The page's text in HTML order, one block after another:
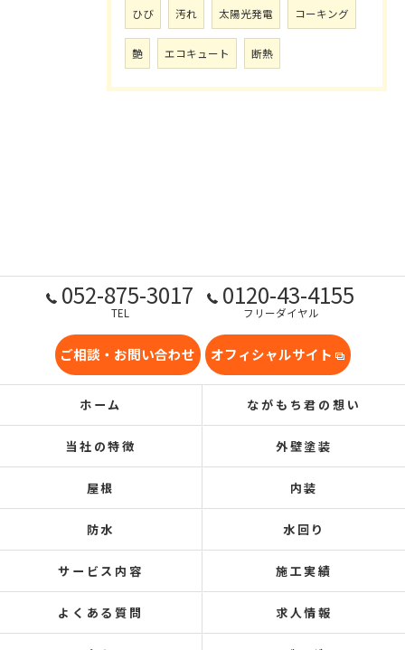
ひび 汚れ 太陽光発電 コーキング
艶 エコキュート 断熱
052-875-3017
TEL
0120-43-4155
フリーダイヤル
ご相談・お問い合わせ オフィシャルサイト
ホーム ながもち君の想い
当社の特徴 外壁塗装
屋根 内装
防水 水回り
サービス内容 施工実績
よくある質問 求人情報